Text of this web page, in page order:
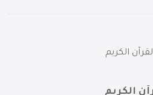
الكريم
الكريم